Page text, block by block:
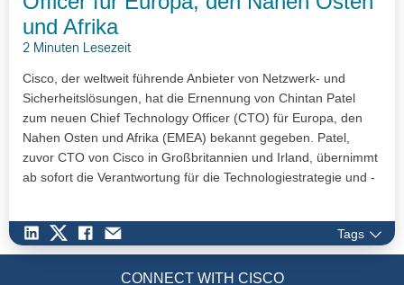
und Afrika
2 Minuten Lesezeit
Cisco, der weltweit führende Anbieter von Netzwerk- und
Sicherheitslösungen, hat die Ernennung von Chintan Patel
zum neuen Chief Technology Officer (CTO) für Europa, den
Nahen Osten und Afrika (EMEA) bekannt gegeben. Patel,
zuvor CTO von Cisco in Großbritannien und Irland, übernimmt
ab sofort die Verantwortung für die Technologiestrategie und -
Tags
CONNECT WITH CISCO